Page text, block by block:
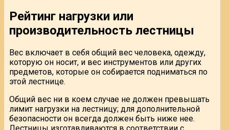
Рейтинг нагрузки или
производительность лестницы
Вес включает в себя общий вес человека, одежду,
которую он носит, и вес инструментов или других
предметов, которые он собирается подниматься по
этой лестнице.
Общий вес ни в коем случае не должен превышать
лимит нагрузки на лестницу; для дополнительной
безопасности он всегда должен быть ниже нее.